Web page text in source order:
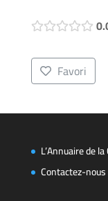
Favori
L’Annuaire de
Contactez-nous